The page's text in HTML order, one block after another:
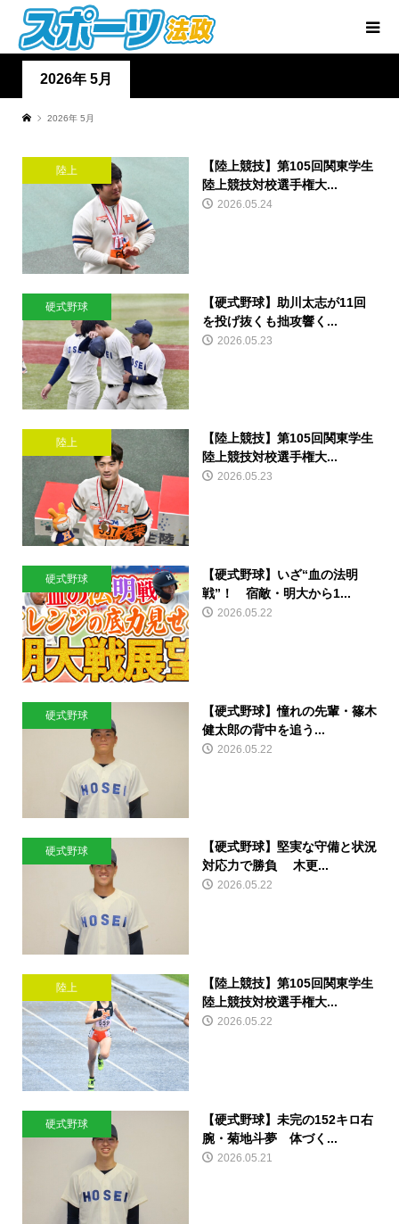
2026年 5月
2026年 5月
陸上
【陸上競技】第105回関東学生
陸上競技対校選手権大...
2026.05.24
硬式野球
【硬式野球】助川太志が11回
を投げ抜くも拙攻響く...
2026.05.23
陸上
【陸上競技】第105回関東学生
陸上競技対校選手権大...
2026.05.23
硬式野球
【硬式野球】いざ“血の法明
戦”！ 宿敵・明大から1...
2026.05.22
硬式野球
【硬式野球】憧れの先輩・篠木
健太郎の背中を追う...
2026.05.22
硬式野球
【硬式野球】堅実な守備と状況
対応力で勝負 木更...
2026.05.22
陸上
【陸上競技】第105回関東学生
陸上競技対校選手権大...
2026.05.22
硬式野球
【硬式野球】未完の152キロ右
腕・菊地斗夢 体づく...
2026.05.21